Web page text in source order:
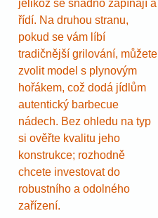
jelikož se snadno zapínají a
řídí. Na druhou stranu,
pokud se vám líbí
tradičnější grilování, můžete
zvolit model s plynovým
hořákem, což dodá jídlům
autentický barbecue
nádech. Bez ohledu na typ
si ověřte kvalitu jeho
konstrukce; rozhodně
chcete investovat do
robustního a odolného
zařízení.